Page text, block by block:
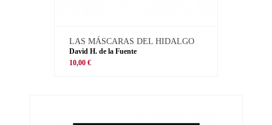
LAS MÁSCARAS DEL HIDALGO
David H. de la Fuente
10,00 €